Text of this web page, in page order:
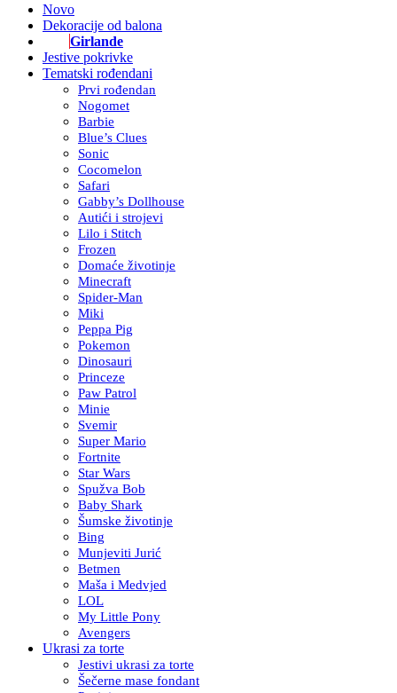
Novo
Dekoracije od balona
Girlande
Jestive pokrivke
Tematski rođendani
Prvi rođendan
Nogomet
Barbie
Blue’s Clues
Sonic
Cocomelon
Safari
Gabby’s Dollhouse
Autići i strojevi
Lilo i Stitch
Frozen
Domaće životinje
Minecraft
Spider-Man
Miki
Peppa Pig
Pokemon
Dinosauri
Princeze
Paw Patrol
Minie
Svemir
Super Mario
Fortnite
Star Wars
Spužva Bob
Baby Shark
Šumske životinje
Bing
Munjeviti Jurić
Betmen
Maša i Medvjed
LOL
My Little Pony
Avengers
Ukrasi za torte
Jestivi ukrasi za torte
Šečerne mase fondant